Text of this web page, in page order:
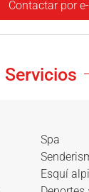
Contactar por
Servicios
Spa
Esquí